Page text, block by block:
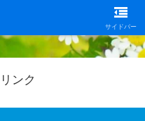
サイドバー
ンク